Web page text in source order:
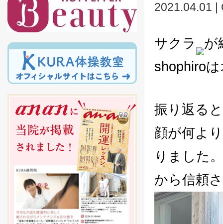
2021.04.01
サクラ
が
shophiro
振り返る
顔が何よ
りました
から信頼